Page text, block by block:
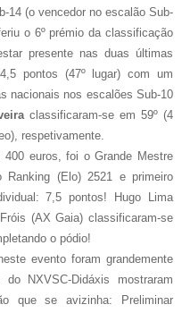
14 (o vencedor no escalão Sub-
o 6º prémio da classificação
presente nas duas últimas
pontos (47º lugar) com um
nacionais nos escalões Sub-10
classificaram-se em 59º (4
respetivamente.
euros, foi o Grande Mestre
(Elo) 2521 e primeiro
7,5 pontos! Hugo Lima
(AX Gaia) classificaram-se
o pódio!
evento foram grandemente
NXVSC-Didáxis mostraram
que se avizinha: Preliminar